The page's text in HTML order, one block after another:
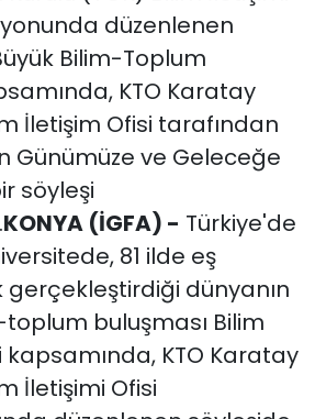
düzenlenen
Bilim-Toplum
KTO Karatay
İletişim Ofisi tarafından
Günümüze ve Geleceğe
söyleşi
KONYA (İGFA) - Türkiye'de
81 ilde eş
gerçekleştirdiği dünyanın
buluşması Bilim
KTO Karatay
İletişimi Ofisi